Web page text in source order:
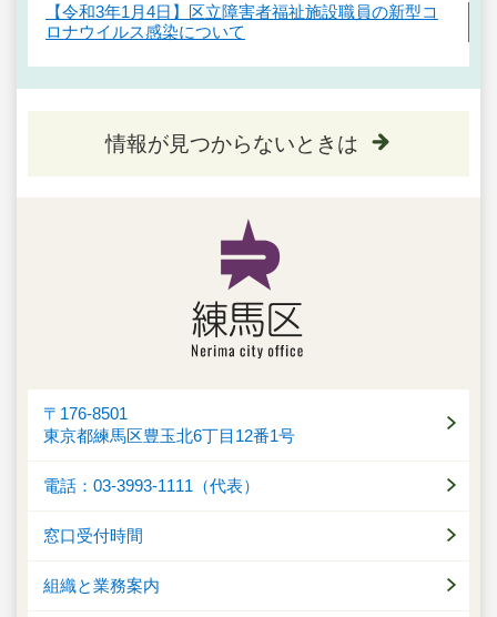
【令和3年1月4日】区立障害者福祉施設職員の新型コ
ロナウイルス感染について
情報が見つからないときは
〒176-8501
東京都練馬区豊玉北6丁目12番1号
電話：03-3993-1111（代表）
窓口受付時間
組織と業務案内